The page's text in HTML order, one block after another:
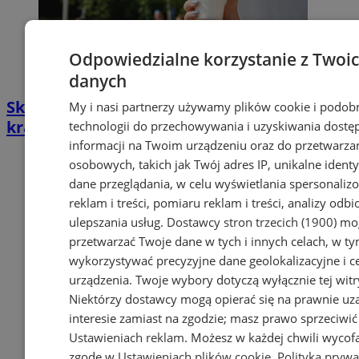
Skąd bierze się woda w katowickich
kranach? Katowickie Wodociągi wyjaśniają
Odpowiedzialne korzystanie z
danych
My i nasi partnerzy używamy plików cookie i
technologii do przechowywania i uzyskiwania
informacji na Twoim urządzeniu oraz do
osobowych, takich jak Twój adres IP, unikalne
dane przeglądania, w celu wyświetlania
reklam i treści, pomiaru reklam i treści, analizy
ulepszania usług. Dostawcy stron trzecich (1900)
przetwarzać Twoje dane w tych i innych celach, w
wykorzystywać precyzyjne dane geolokalizacyjne i
urządzenia. Twoje wybory dotyczą wyłącznie tej
Niektórzy dostawcy mogą opierać się na prawnie
interesie zamiast na zgodzie; masz prawo
Ustawieniach reklam. Możesz w każdej chwili